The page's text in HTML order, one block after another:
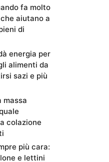
fa molto
aiutano a
di
energia per
alimenti da
sazi e più
massa
colazione
più cara:
e lettini